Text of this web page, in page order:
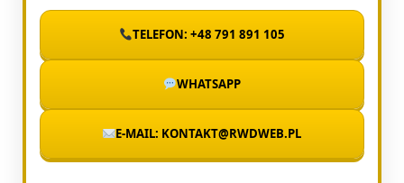
TELEFON: +48 791 891 105
WHATSAPP
E-MAIL: KONTAKT@RWDWEB.PL